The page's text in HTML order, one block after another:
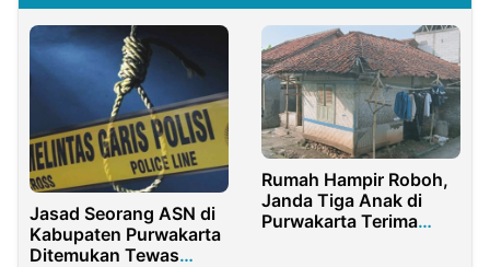
Jasad Seorang ASN di
Kabupaten Purwakarta
Ditemukan Tewas
Rumah Hampir Roboh,
Janda Tiga Anak di
Purwakarta Terima